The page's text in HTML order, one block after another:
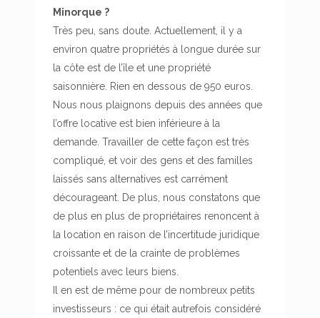
Minorque ?
Très peu, sans doute. Actuellement, il y a
environ quatre propriétés à longue durée sur
la côte est de l’île et une propriété
saisonnière. Rien en dessous de 950 euros.
Nous nous plaignons depuis des années que
l’offre locative est bien inférieure à la
demande. Travailler de cette façon est très
compliqué, et voir des gens et des familles
laissés sans alternatives est carrément
décourageant. De plus, nous constatons que
de plus en plus de propriétaires renoncent à
la location en raison de l’incertitude juridique
croissante et de la crainte de problèmes
potentiels avec leurs biens.
Il en est de même pour de nombreux petits
investisseurs : ce qui était autrefois considéré